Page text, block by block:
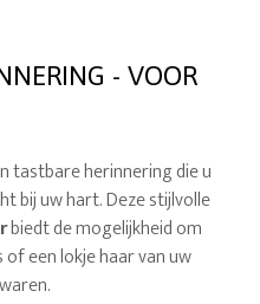
- VOOR
tastbare herinnering die u
bij uw hart. Deze stijlvolle
biedt de mogelijkheid om
een lokje haar van uw